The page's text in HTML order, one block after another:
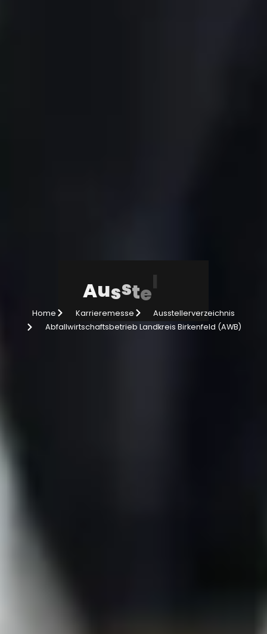
Ausstel
Home Karrieremesse
Ausstellerverzeichnis
Abfallwirtschaftsbetrieb Landkreis Birkenfeld (AWB)